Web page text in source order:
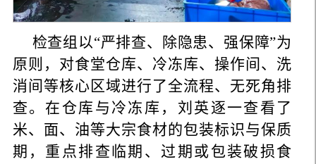
检查组以“严排查、除隐患、强保障”为
原则，对食堂仓库、冷冻库、操作间、洗
消间等核心区域进行了全流程、无死角排
查。在仓库与冷冻库，刘英逐一查看了
米、面、油等大宗食材的包装标识与保质
期，重点排查临期、过期或包装破损食